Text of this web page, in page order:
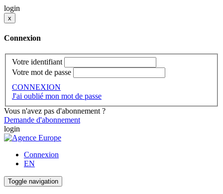
login
x
Connexion
Votre identifiant
Votre mot de passe
CONNEXION
J'ai oublié mon mot de passe
Vous n'avez pas d'abonnement ?
Demande d'abonnement
login
Connexion
EN
Toggle navigation